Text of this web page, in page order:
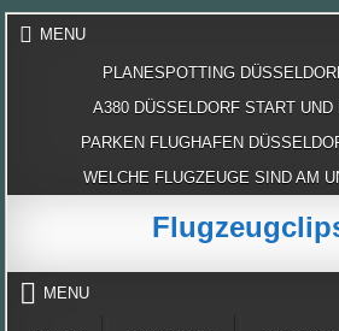
Skip
MENU
PLANESPOTTING
A380 DÜSSELDORF START UND
PARKEN FLUGHAFEN
WELCHE FLUGZEUGE SIND AM
MENU